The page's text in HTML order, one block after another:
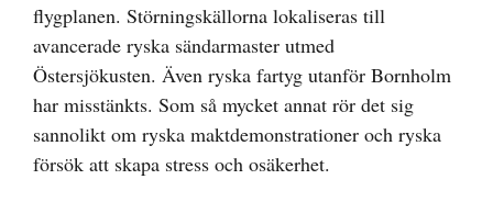
flygplanen. Störningskällorna lokaliseras till
avancerade ryska sändarmaster utmed
Östersjökusten. Även ryska fartyg utanför Bornholm
har misstänkts. Som så mycket annat rör det sig
sannolikt om ryska maktdemonstrationer och ryska
försök att skapa stress och osäkerhet.